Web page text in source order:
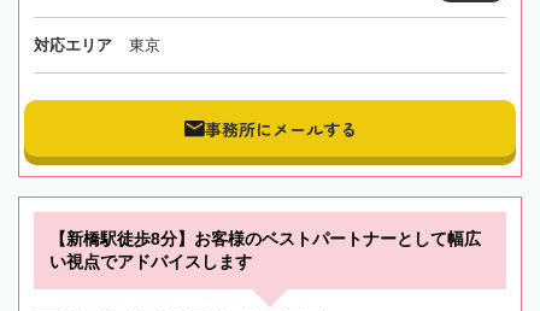
対応エリア 東京
事務所にメールする
【新橋駅徒歩8分】お客様のベストパートナーとして幅広
い視点でアドバイスします